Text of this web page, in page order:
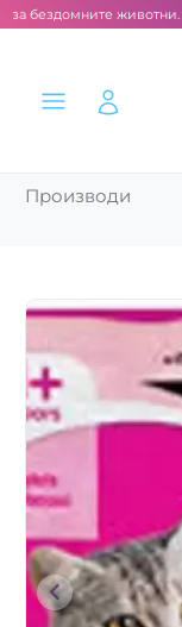
бездомните животни. ‹‹‹
Производи